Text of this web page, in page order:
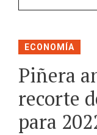
ECONOMÍA
Piñera
recorte
para